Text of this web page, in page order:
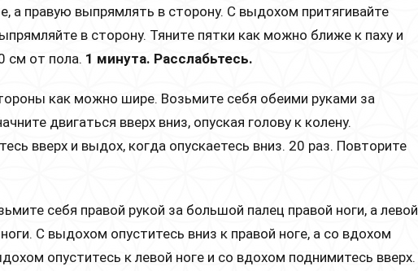
а правую выпрямлять в сторону. С выдохом притягивайте
в сторону. Тяните пятки как можно ближе к паху и
см от пола. 1 минута. Расслабьтесь.
как можно шире. Возьмите себя обеими руками за
двигаться вверх вниз, опуская голову к колену.
вверх и выдох, когда опускаетесь вниз. 20 раз. Повторите
себя правой рукой за большой палец правой ноги, а левой
С выдохом опуститесь вниз к правой ноге, а со вдохом
опуститесь к левой ноге и со вдохом поднимитесь вверх.